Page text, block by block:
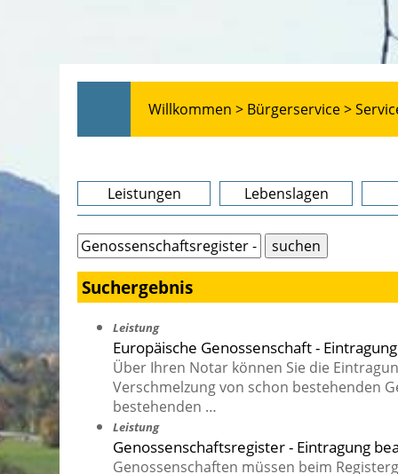
Willkommen > Bürgerservice >
Leistungen Lebenslagen
Suchergebnis
Leistung
Europäische Genossenschaft -
Über Ihren Notar können Sie die
Verschmelzung von schon bestehenden
bestehenden …
Leistung
Genossenschaftsregister - Eintragung
Genossenschaften müssen beim